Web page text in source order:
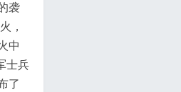
袭
，
中
士兵
了